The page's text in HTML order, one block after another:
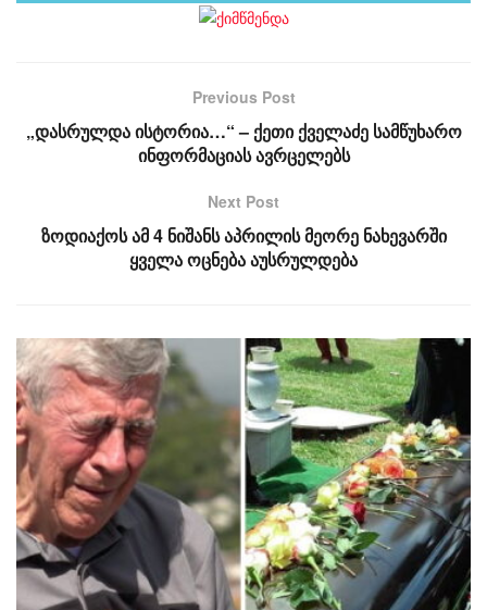
Previous Post
„დასრულდა ისტორია…“ – ქეთი ქველაძე სამწუხარო
ინფორმაციას ავრცელებს
Next Post
ზოდიაქოს ამ 4 ნიშანს აპრილის მეორე ნახევარში
ყველა ოცნება აუსრულდება